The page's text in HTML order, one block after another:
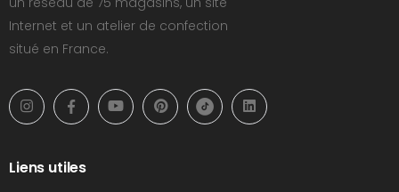
Internet et un atelier de confection
situé en France.
Liens utiles